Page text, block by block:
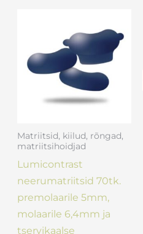
Matriitsid, kiilud, rõngad,
matriitsihoidjad
Lumicontrast
neerumatriitsid 70tk.
premolaarile 5mm,
molaarile 6,4mm ja
tservikaalse